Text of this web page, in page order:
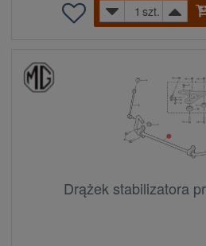
szt.
Drążek stabilizatora